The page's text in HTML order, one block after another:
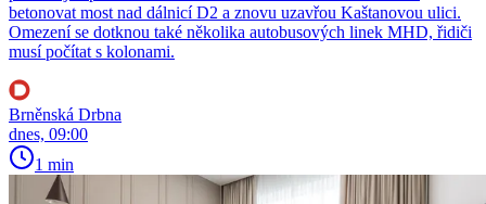
betonovat most nad dálnicí D2 a znovu uzavřou Kaštanovou ulici.
Omezení se dotknou také několika autobusových linek MHD, řidiči
musí počítat s kolonami.
Brněnská Drbna
dnes, 09:00
1 min